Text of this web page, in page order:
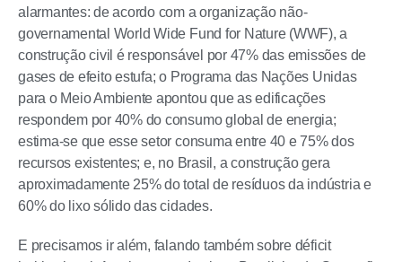
alarmantes: de acordo com a organização não-
governamental World Wide Fund for Nature (WWF), a
construção civil é responsável por 47% das emissões de
gases de efeito estufa; o Programa das Nações Unidas
para o Meio Ambiente apontou que as edificações
respondem por 40% do consumo global de energia;
estima-se que esse setor consuma entre 40 e 75% dos
recursos existentes; e, no Brasil, a construção gera
aproximadamente 25% do total de resíduos da indústria e
60% do lixo sólido das cidades.
E precisamos ir além, falando também sobre déficit